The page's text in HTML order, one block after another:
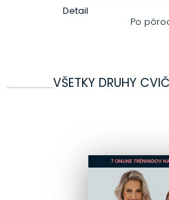
Po
Detail
VŠETKY DRUHY